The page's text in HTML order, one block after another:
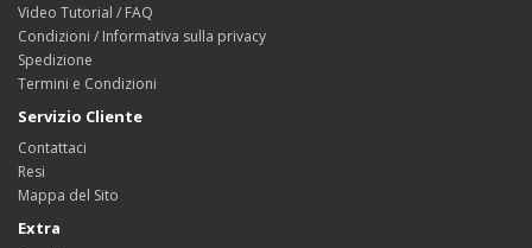
Video Tutorial / FAQ
Condizioni / Informativa sulla privacy
Spedizione
Termini e Condizioni
Servizio Cliente
Contattaci
Resi
Mappa del Sito
Extra